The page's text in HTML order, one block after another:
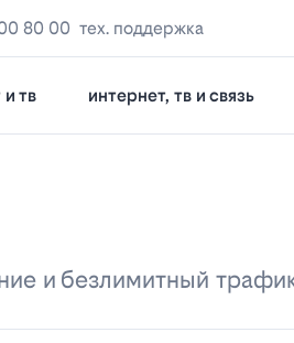
80 00 тех. поддержка
тв интернет, тв и связь
и безлимитный